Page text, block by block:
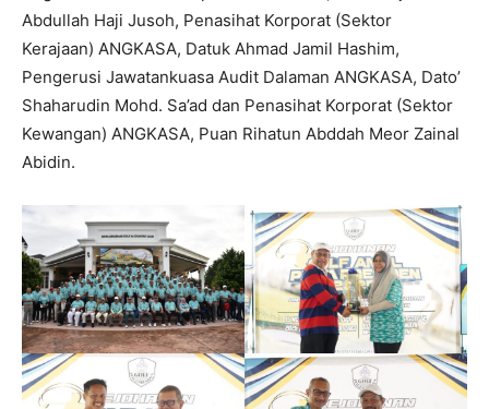
Abdullah Haji Jusoh, Penasihat Korporat (Sektor
Kerajaan) ANGKASA, Datuk Ahmad Jamil Hashim,
Pengerusi Jawatankuasa Audit Dalaman ANGKASA, Dato’
Shaharudin Mohd. Sa’ad dan Penasihat Korporat (Sektor
Kewangan) ANGKASA, Puan Rihatun Abddah Meor Zainal
Abidin.